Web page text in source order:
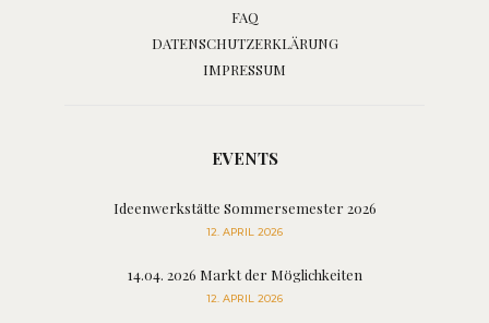
FAQ
DATENSCHUTZERKLÄRUNG
IMPRESSUM
EVENTS
Ideenwerkstätte Sommersemester 2026
12. APRIL 2026
14.04. 2026 Markt der Möglichkeiten
12. APRIL 2026